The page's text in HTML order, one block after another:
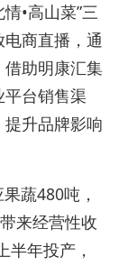
•高山菜”三
商直播，通
助明康汇集
平台销售渠
升品牌影响
蔬480吨，
来经营性收
半年投产，